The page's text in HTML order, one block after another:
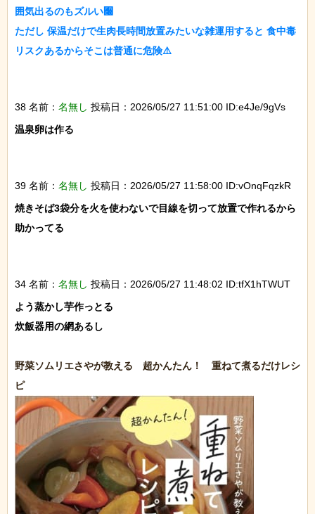
囲気出るのもズルい﫠
ただし 保温だけで生肉長時間放置みたいな雑運用すると 食中毒
リスクあるからそこは普通に危険⚠️
38 名前： 名無し 投稿日：2026/05/27 11:51:00 ID:e4Je/9gVs
温泉卵は作る
39 名前： 名無し 投稿日：2026/05/27 11:58:00 ID:vOnqFqzkR
焼きそば3袋分を火を使わないで目線を切って放置で作れるから
助かってる
34 名前： 名無し 投稿日：2026/05/27 11:48:02 ID:tfX1hTWUT
よう蒸かし芋作っとる
炊飯器用の網あるし
野菜ソムリエさやが教える　超かんたん！　重ねて煮るだけレシ